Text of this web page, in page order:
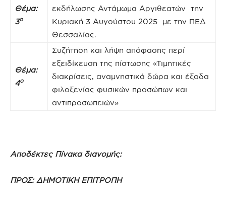
Θέμα:
3ο
εκδήλωσης Αντάμωμα Αργιθεατών την
Κυριακή 3 Αυγούστου 2025 με την ΠΕΔ
Θεσσαλίας.
Θέμα:
4ο
Συζήτηση και λήψη απόφασης περί
εξειδίκευση της πίστωσης «Τιμητικές
διακρίσεις, αναμνηστικά δώρα και έξοδα
φιλοξενίας φυσικών προσώπων και
αντιπροσωπειών»
Αποδέκτες Πίνακα διανομής:
ΠΡΟΣ: ΔΗΜΟΤΙΚΗ ΕΠΙΤΡΟΠΗ